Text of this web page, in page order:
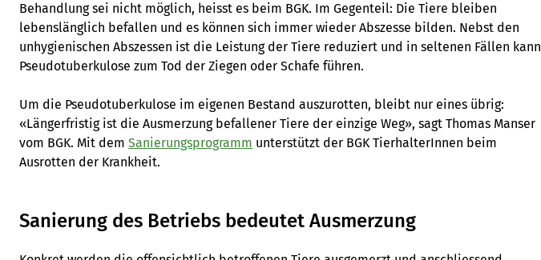
Behandlung sei nicht möglich, heisst es beim BGK. Im Gegenteil: Die Tiere bleiben
lebenslänglich befallen und es können sich immer wieder Abszesse bilden. Nebst den
unhygienischen Abszessen ist die Leistung der Tiere reduziert und in seltenen Fällen kann
Pseudotuberkulose zum Tod der Ziegen oder Schafe führen.
Um die Pseudotuberkulose im eigenen Bestand auszurotten, bleibt nur eines übrig:
«Längerfristig ist die Ausmerzung befallener Tiere der einzige Weg», sagt Thomas Manser
vom BGK. Mit dem Sanierungsprogramm unterstützt der BGK TierhalterInnen beim
Ausrotten der Krankheit.
Sanierung des Betriebs bedeutet Ausmerzung